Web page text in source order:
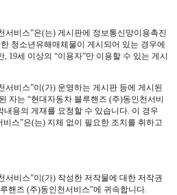
비스”은(는) 게시판에 정보통신망이용촉진
청소년유해매체물이 게시되어 있는 경우에
19세 이상의 “이용자”만 이용할 수 있는 게시
비스”이(가) 운영하는 게시판 등에 게시된
자는 “현대자동차 블루핸즈 (주)동인천서비
내용의 게재를 요청할 수 있습니다. 이 경우
스”은(는) 지체 없이 필요한 조치를 취하고
비스”이(가) 작성한 저작물에 대한 저작권
핸즈 (주)동인천서비스”에 귀속합니다.